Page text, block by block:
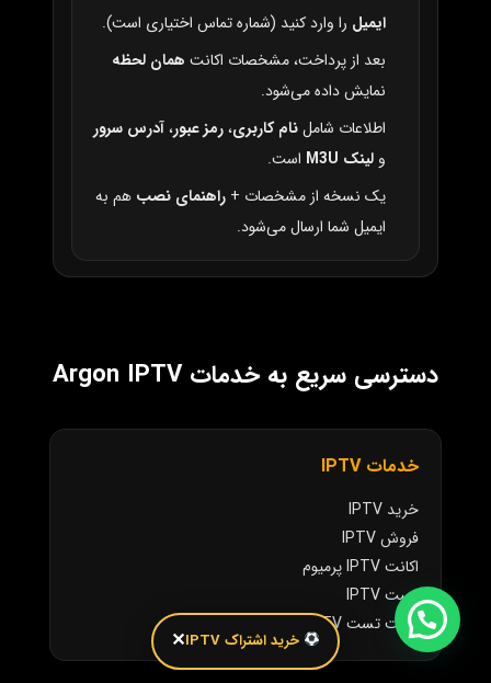
ایمیل را وارد کنید (شماره تماس اختیاری است).
بعد از پرداخت، مشخصات اکانت همان لحظه
نمایش داده می‌شود.
اطلاعات شاملنام کاربری،رمز عبور،آدرس سرور
و لینک M3U
است.
یک نسخه از مشخصات + راهنمای نصب هم به
ایمیل شما ارسال می‌شود.
دسترسی سریع به خدمات Argon IPTV
خدمات IPTV
خرید IPTV
فروش IPTV
اکانت IPTV پرمیوم
تست IPTV
اکانت تست IPTV
خرید اشتراک IPTV ✕